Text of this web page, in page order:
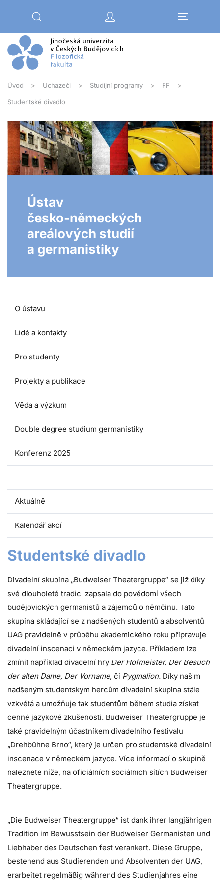
Úvod Uchazeči Studijní programy FF
Studentské divadlo
Ústav
česko-německých
areálových studií
a germanistiky
O ústavu
Lidé a kontakty
Pro studenty
Projekty a publikace
Věda a výzkum
Double degree studium germanistiky
Konferenz 2025
Aktuálně
Kalendář akcí
Studentské divadlo
Divadelní skupina „Budweiser Theatergruppe“ se již díky
své dlouholeté tradici zapsala do povědomí všech
budějovických germanistů a zájemců o němčinu. Tato
skupina skládající se z nadšených studentů a absolventů
UAG pravidelně v průběhu akademického roku připravuje
divadelní inscenaci v německém jazyce. Příkladem lze
zmínit například divadelní hry Der Hofmeister, Der Besuch
der alten Dame, Der Vorname, či Pygmalion. Díky našim
nadšeným studentským hercům divadelní skupina stále
vzkvétá a umožňuje tak studentům během studia získat
cenné jazykové zkušenosti. Budweiser Theatergruppe je
také pravidelným účastníkem divadelního festivalu
„Drehbühne Brno“, který je určen pro studentské divadelní
inscenace v německém jazyce. Více informací o skupině
naleznete níže, na oficiálních sociálních sítích Budweiser
Theatergruppe.
„Die Budweiser Theatergruppe“ ist dank ihrer langjährigen
Tradition im Bewusstsein der Budweiser Germanisten und
Liebhaber des Deutschen fest verankert. Diese Gruppe,
bestehend aus Studierenden und Absolventen der UAG,
erarbeitet regelmäßig während des Studienjahres eine